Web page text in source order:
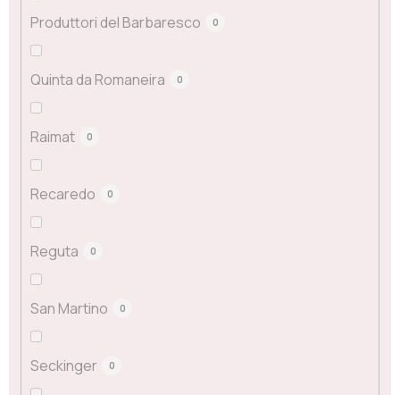
Produttori del Barbaresco 0
Quinta da Romaneira 0
Raimat 0
Recaredo 0
Reguta 0
San Martino 0
Seckinger 0